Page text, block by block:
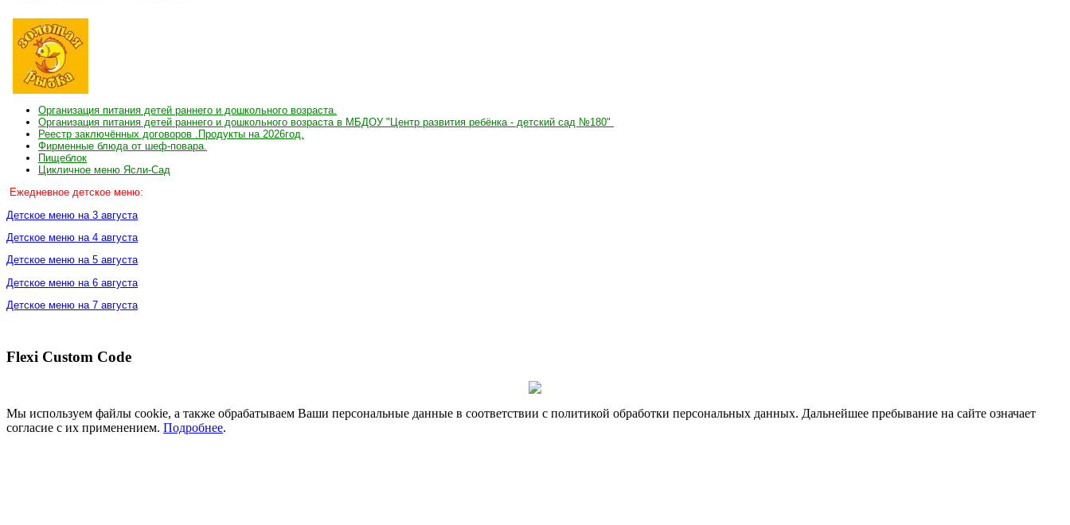
Организация питания детей раннего и дошкольного возраста.
Организация питания детей раннего и дошкольного возраста в МБДОУ "Центр развития ребёнка - детский сад №180"
Реестр заключённых договоров .Продукты на 2026год.
Фирменные блюда от шеф-повара.
Пищеблок
Цикличное меню Ясли-Сад
Ежедневное детское меню:
Детское меню на 3 августа
Детское меню на 4 августа
Детское меню на 5 августа
Детское меню на 6 августа
Детское меню на 7 августа
Flexi Custom Code
Мы используем файлы cookie, а также обрабатываем Ваши персональные данные в соответствии с политикой обработки персональных данных. Дальнейшее пребывание на сайте означает
согласие с их применением. Подробнее.